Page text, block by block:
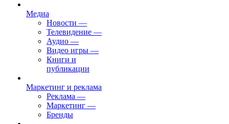
Медиа
Новости —
Телевидение —
Аудио —
Видео игры —
Книги и
публикации
Маркетинг и реклама
Реклама —
Маркетинг —
Бренды